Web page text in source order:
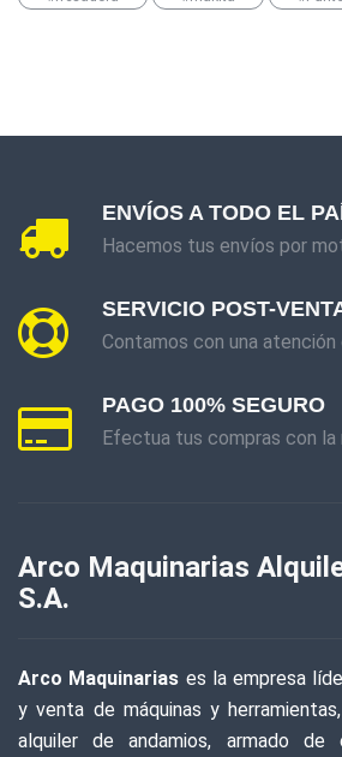
ENVÍOS A TODO EL
Hacemos tus envíos por
SERVICIO POST-
Contamos con una atención
PAGO 100% SEGURO
Efectua tus compras con la
Arco Maquinarias
S.A.
Arco Maquinarias es la empresa
y venta de máquinas y
alquiler de andamios, armado de